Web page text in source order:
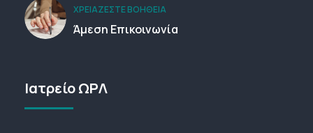
ΧΡΕΙΆΖΕΣΤΕ ΒΟΉΘΕΙΑ
Άμεση Επικοινωνία
Ιατρείο ΩΡΛ